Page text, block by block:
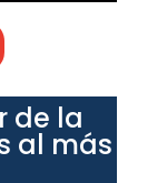
de la
al más